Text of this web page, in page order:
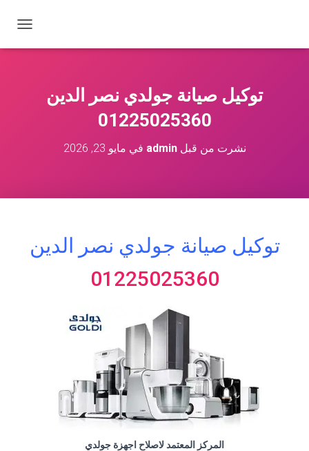
ب
توكيل صيانة جولدي نصر الدين
01225025360
نشرت من قبلadmin في مايو 23, 2026
توكيل صيانة جولدي نصر الدين
01225025360
المركز المعتمد لاصلاح اجهزة جولدي